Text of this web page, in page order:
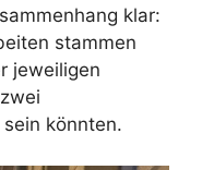
klar:
stammen
jeweiligen
könnten.